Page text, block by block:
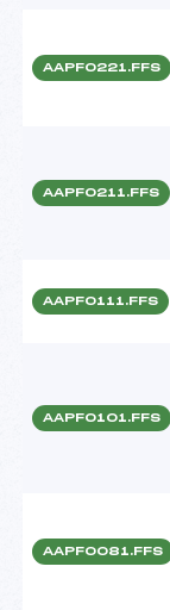
AAPF0221.FFS
AAPF0211.FFS
AAPF0111.FFS
AAPF0101.FFS
AAPF0081.FFS